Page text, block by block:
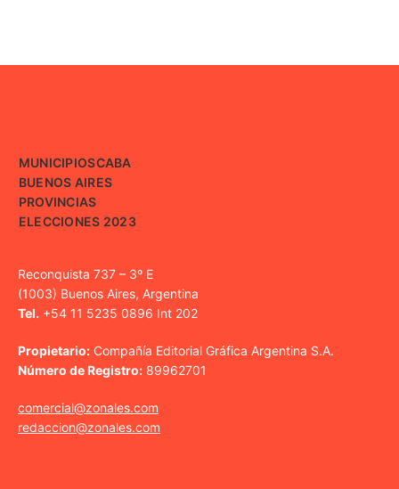
MUNICIPIOSCABA
BUENOS AIRES
PROVINCIAS
ELECCIONES 2023
Reconquista 737 – 3º E
(1003) Buenos Aires, Argentina
Tel. +54 11 5235 0896 Int 202
Propietario: Compañía Editorial Gráfica Argentina S.A.
Número de Registro: 89962701
comercial@zonales.com
redaccion@zonales.com